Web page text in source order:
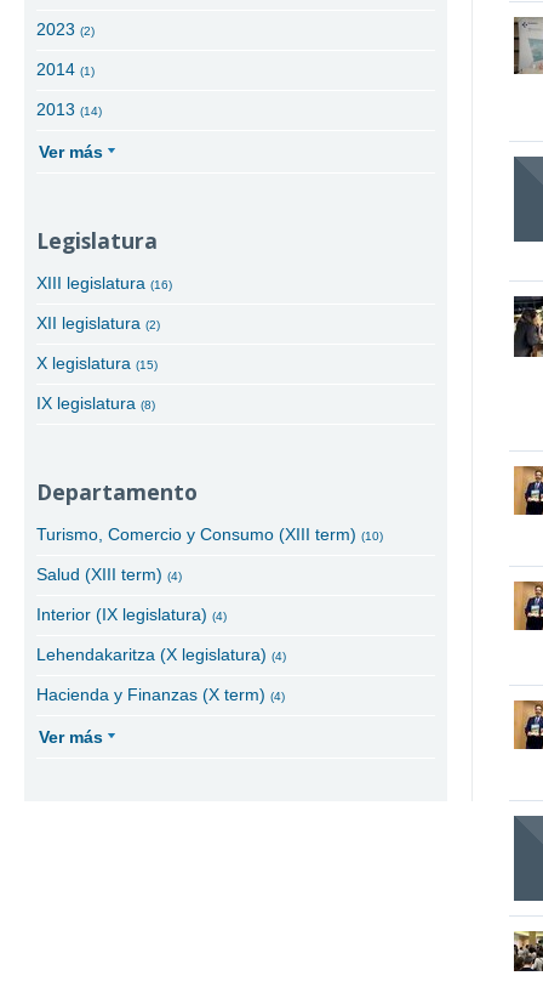
2023(2)
2014(1)
2013(14)
Ver más
Legislatura
XIII legislatura(16)
XII legislatura(2)
X legislatura(15)
IX legislatura(8)
Departamento
Turismo, Comercio y Consumo (XIII term)(10)
Salud (XIII term)(4)
Interior (IX legislatura)(4)
Lehendakaritza (X legislatura)(4)
Hacienda y Finanzas (X term)(4)
Ver más